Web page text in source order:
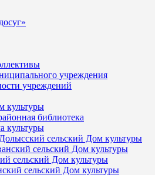
учреждения
учреждений
культуры
библиотека
культуры
сельский Дом культуры
сельский Дом культуры
сельский Дом культуры
сельский Дом культуры